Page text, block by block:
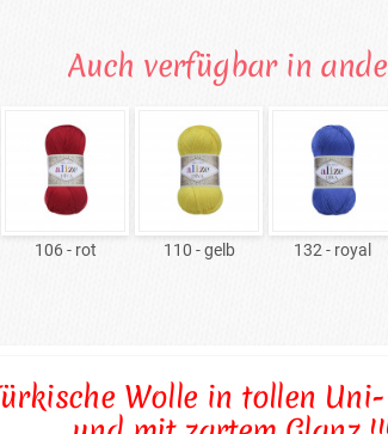
Auch verfügbar in
106 - rot 110 - gelb 132 - royal
Wolle in tollen